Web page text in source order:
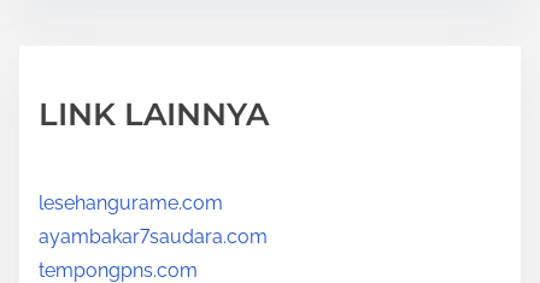
LINK LAINNYA
lesehangurame.com
ayambakar7saudara.com
tempongpns.com